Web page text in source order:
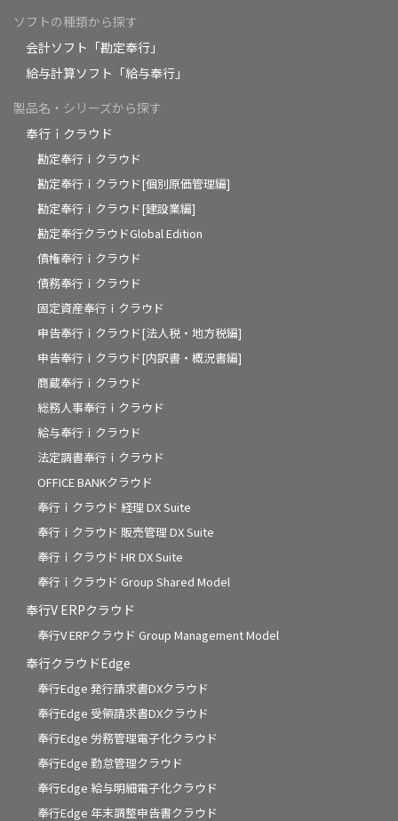
ソフトの種類から探す
会計ソフト「勘定奉行」
給与計算ソフト「給与奉行」
製品名・シリーズから探す
奉行ｉクラウド
勘定奉行ｉクラウド
勘定奉行ｉクラウド[個別原価管理編]
勘定奉行ｉクラウド[建設業編]
勘定奉行クラウドGlobal Edition
債権奉行ｉクラウド
債務奉行ｉクラウド
固定資産奉行ｉクラウド
申告奉行ｉクラウド[法人税・地方税編]
申告奉行ｉクラウド[内訳書・概況書編]
商蔵奉行ｉクラウド
総務人事奉行ｉクラウド
給与奉行ｉクラウド
法定調書奉行ｉクラウド
OFFICE BANKクラウド
奉行ｉクラウド 経理 DX Suite
奉行ｉクラウド 販売管理 DX Suite
奉行ｉクラウド HR DX Suite
奉行ｉクラウド Group Shared Model
奉行V ERPクラウド
奉行V ERPクラウド Group Management Model
奉行クラウドEdge
奉行Edge 発行請求書DXクラウド
奉行Edge 受領請求書DXクラウド
奉行Edge 労務管理電子化クラウド
奉行Edge 勤怠管理クラウド
奉行Edge 給与明細電子化クラウド
奉行Edge 年末調整申告書クラウド